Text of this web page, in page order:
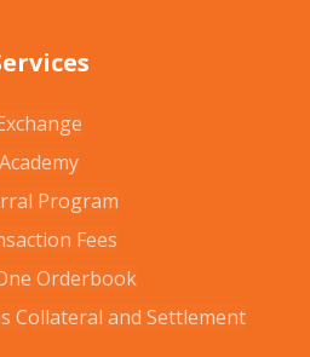
Academy
Program
Fees
Orderbook
Collateral and Settlement